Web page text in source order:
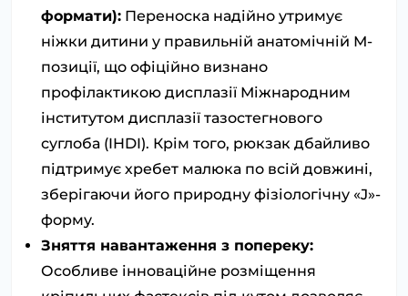
формати): Переноска надійно утримує
ніжки дитини у правильній анатомічній М-
позиції, що офіційно визнано
профілактикою дисплазії Міжнародним
інститутом дисплазії тазостегнового
суглоба (IHDI). Крім того, рюкзак дбайливо
підтримує хребет малюка по всій довжині,
зберігаючи його природну фізіологічну «J»-
форму.
Зняття навантаження з попереку:
Особливе інноваційне розміщення